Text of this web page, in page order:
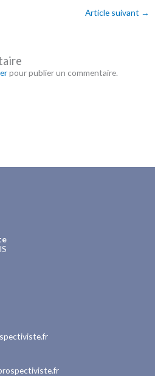
Article suivant →
pour publier un commentaire.